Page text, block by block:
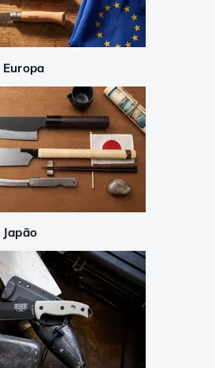
Europa